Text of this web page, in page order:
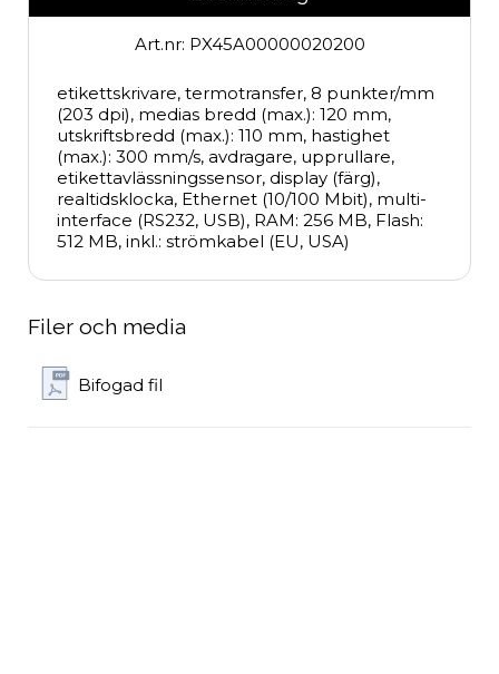
Art.nr: PX45A00000020200
etikettskrivare, termotransfer, 8 punkter/mm
(203 dpi), medias bredd (max.): 120 mm,
utskriftsbredd (max.): 110 mm, hastighet
(max.): 300 mm/s, avdragare, upprullare,
etikettavlässningssensor, display (färg),
realtidsklocka, Ethernet (10/100 Mbit), multi-
interface (RS232, USB), RAM: 256 MB, Flash:
512 MB, inkl.: strömkabel (EU, USA)
Filer och media
Bifogad fil